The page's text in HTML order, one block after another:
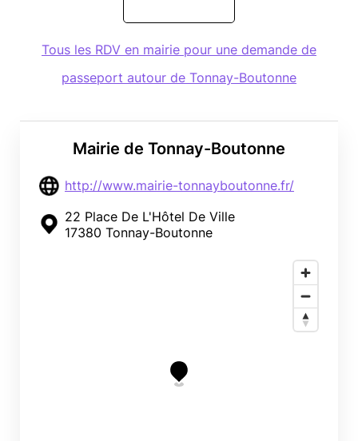
Mairie de Tonnay-Boutonne
http://www.mairie-tonnayboutonne.fr/
22 Place De L'Hôtel De Ville
17380 Tonnay-Boutonne
Tous les RDV en mairie pour une demande de
passeport autour de Tonnay-Boutonne